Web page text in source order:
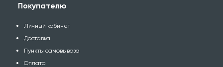
Покупателю
Личный кабинет
Доставка
Пункты самовывоза
Оплата